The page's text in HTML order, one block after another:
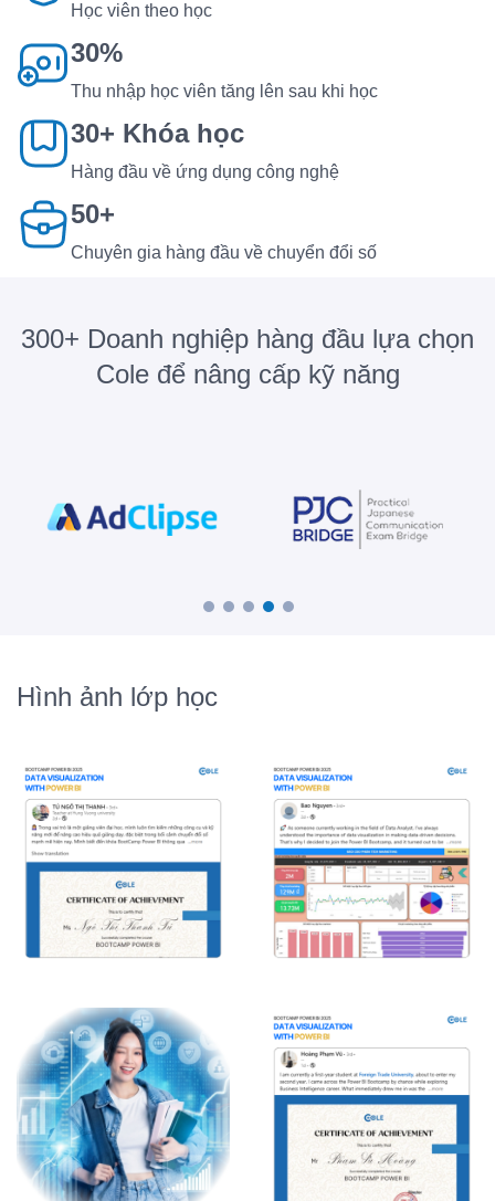
Học viên theo học
30%
Thu nhập học viên tăng lên sau khi học
30+ Khóa học
Hàng đầu về ứng dụng công nghệ
50+
Chuyên gia hàng đầu về chuyển đổi số
300+ Doanh nghiệp hàng đầu lựa chọn
Cole để nâng cấp kỹ năng
Hình ảnh lớp học